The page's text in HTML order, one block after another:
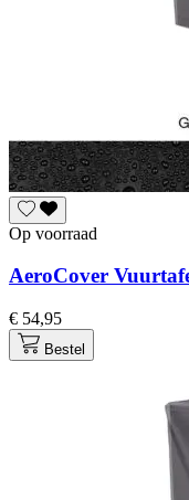
Op voorraad
AeroCover
€ 54,95
Bestel